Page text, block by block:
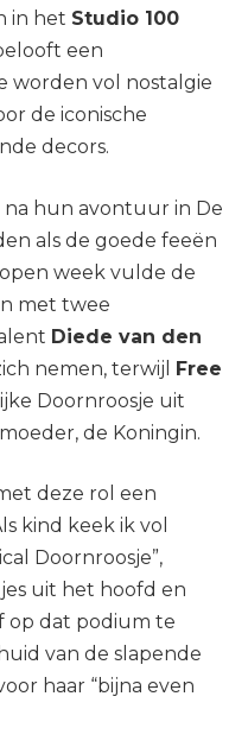
in het Studio 100
een
worden vol nostalgie
de iconische
decors.
na hun avontuur in De
als de goede feeën
week vulde de
met twee
Diede van den
nemen, terwijl Free
Doornroosje uit
de Koningin.
deze rol een
kind keek ik vol
Doornroosje”,
uit het hoofd en
op dat podium te
van de slapende
haar “bijna even